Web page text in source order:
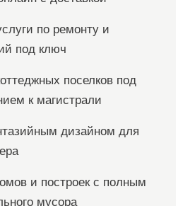
по ремонту и
под ключ
поселков под
к магистрали
дизайном для
и построек с полным
мусора